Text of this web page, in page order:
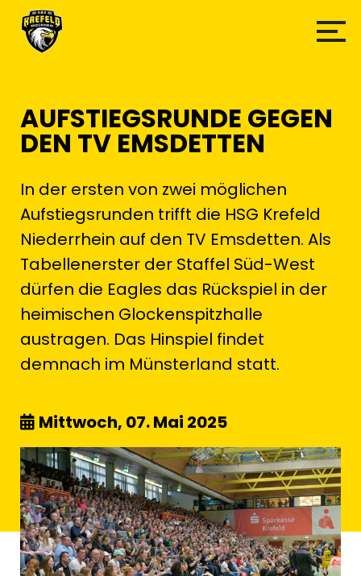
AUFSTIEGSRUNDE GEGEN
DEN TV EMSDETTEN
In der ersten von zwei möglichen
Aufstiegsrunden trifft die HSG Krefeld
Niederrhein auf den TV Emsdetten. Als
Tabellenerster der Staffel Süd-West
dürfen die Eagles das Rückspiel in der
heimischen Glockenspitzhalle
austragen. Das Hinspiel findet
demnach im Münsterland statt.
Mittwoch, 07. Mai 2025